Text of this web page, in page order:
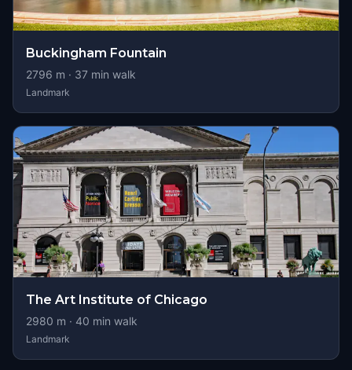
Buckingham Fountain
2796 m · 37 min walk
Landmark
The Art Institute of Chicago
2980 m · 40 min walk
Landmark